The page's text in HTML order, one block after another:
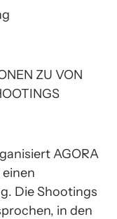
ZU VON
AGORA
Die Shootings
in den